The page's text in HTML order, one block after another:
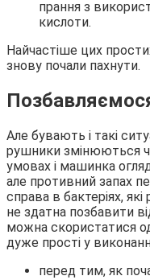
прання з
кислоти.
Найчастіше цих
знову почали пахнути.
Але бувають і такі
рушники змінюються
умовах і машинка
але противний запах
справа в бактеріях,
не здатна позбавити
можна скористатися
дуже прості у
перед тим, як